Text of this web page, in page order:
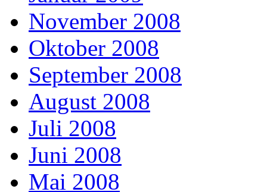
November 2008
Oktober 2008
September 2008
August 2008
Juli 2008
Juni 2008
Mai 2008